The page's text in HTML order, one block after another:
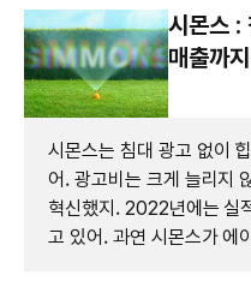
시몬스 :
매출까
시몬스는 침대 광고 없이
어. 광고비는 크게 늘리지
혁신했지. 2022년에는 실
고 있어. 과연 시몬스가 에